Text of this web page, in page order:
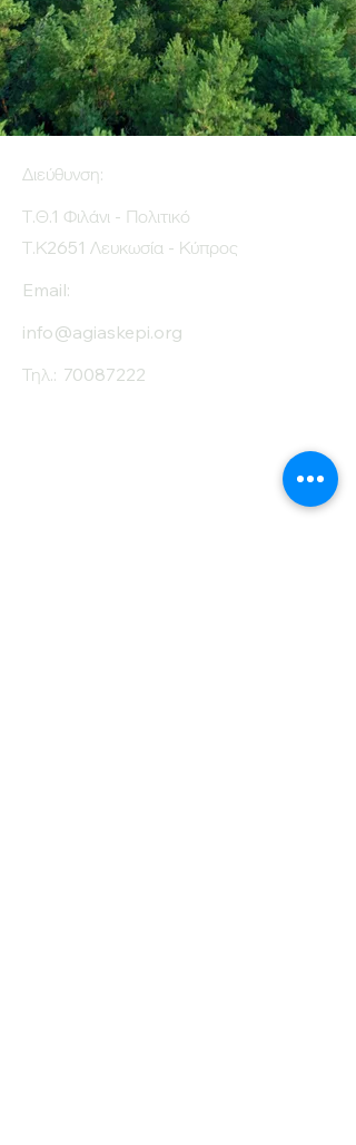
Διεύθυνση:
Τ.Θ.1 Φιλάνι - Πολιτικό
Τ.Κ2651 Λευκωσία - Κύπρος
Email:
info@agiaskepi.org
Τηλ.: 70087222